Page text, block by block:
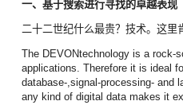
一、基于搜索进行寻找的卓越表现
二十二世纪什么最贵？技术。这里
The DEVONtechnology is a rock-
applications. Therefore it is ideal
database-,signal-processing- and
any kind of digital data makes it